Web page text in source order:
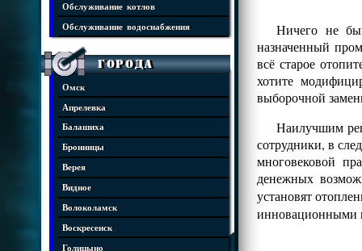
Обслуживание котлов
Обслуживание водоснабжения
Города
Омск
Апрелевка
Балашиха
Бронницы
Верея
Видное
Волоколамск
Воскресенск
Голицыно
Ничего не
назначенный
всё старое
хотите
выборочной
Наилучшим
сотрудники, в
многовековой
денежных
установят